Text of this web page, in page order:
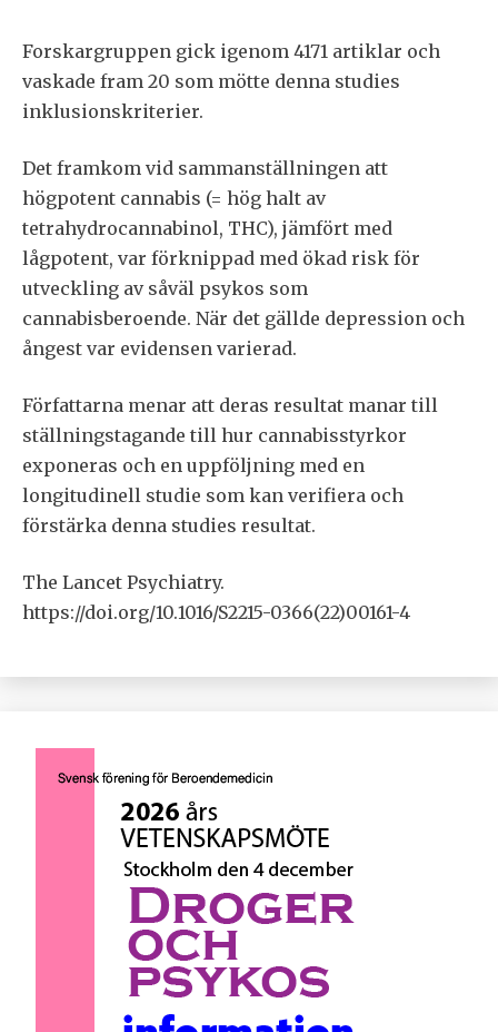
Forskargruppen gick igenom 4171 artiklar och
vaskade fram 20 som mötte denna studies
inklusionskriterier.
Det framkom vid sammanställningen att
högpotent cannabis (= hög halt av
tetrahydrocannabinol, THC), jämfört med
lågpotent, var förknippad med ökad risk för
utveckling av såväl psykos som
cannabisberoende. När det gällde depression och
ångest var evidensen varierad.
Författarna menar att deras resultat manar till
ställningstagande till hur cannabisstyrkor
exponeras och en uppföljning med en
longitudinell studie som kan verifiera och
förstärka denna studies resultat.
The Lancet Psychiatry.
https://doi.org/10.1016/S2215-0366(22)00161-4